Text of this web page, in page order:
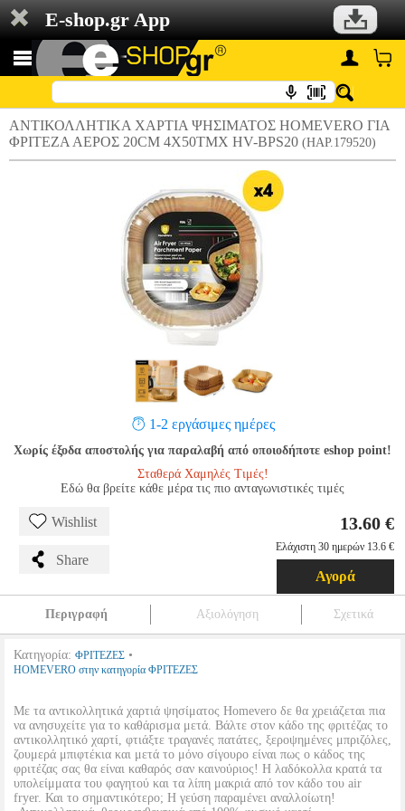
E-shop.gr App
ΑΝΤΙΚΟΛΛΗΤΙΚΑ ΧΑΡΤΙΑ ΨΗΣΙΜΑΤΟΣ HOMEVERO ΓΙΑ
ΦΡΙΤΕΖΑ ΑΕΡΟΣ 20CM 4Χ50ΤΜΧ HV-BPS20 (HAP.179520)
1-2 εργάσιμες ημέρες
Χωρίς έξοδα αποστολής για παραλαβή από οποιοδήποτε eshop point!
Σταθερά Χαμηλές Τιμές!
Εδώ θα βρείτε κάθε μέρα τις πιο ανταγωνιστικές τιμές
Wishlist
Share
13.60 €
Ελάχιστη 30 ημερών 13.6 €
Αγορά
Περιγραφή Αξιολόγηση Σχετικά
Κατηγορία: ΦΡΙΤΕΖΕΣ •
HOMEVERO στην κατηγορία ΦΡΙΤΕΖΕΣ
Με τα αντικολλητικά χαρτιά ψησίματος Homevero δε θα χρειάζεται πια
να ανησυχείτε για το καθάρισμα μετά. Βάλτε στον κάδο της φριτέζας το
αντικολλητικό χαρτί, φτιάξτε τραγανές πατάτες, ξεροψημένες μπριζόλες,
ζουμερά μπιφτέκια και μετά το μόνο σίγουρο είναι πως ο κάδος της
φριτέζας σας θα είναι καθαρός σαν καινούριος! Η λαδόκολλα κρατά τα
υπολείμματα του φαγητού και τα λίπη μακριά από τον κάδο του air
fryer. Και το σημαντικότερο; Η γεύση παραμένει αναλλοίωτη!